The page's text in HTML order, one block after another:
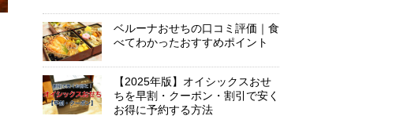
ベルーナおせちの口コミ評価｜食
べてわかったおすすめポイント
【2025年版】オイシックスおせ
ちを早割・クーポン・割引で安く
お得に予約する方法